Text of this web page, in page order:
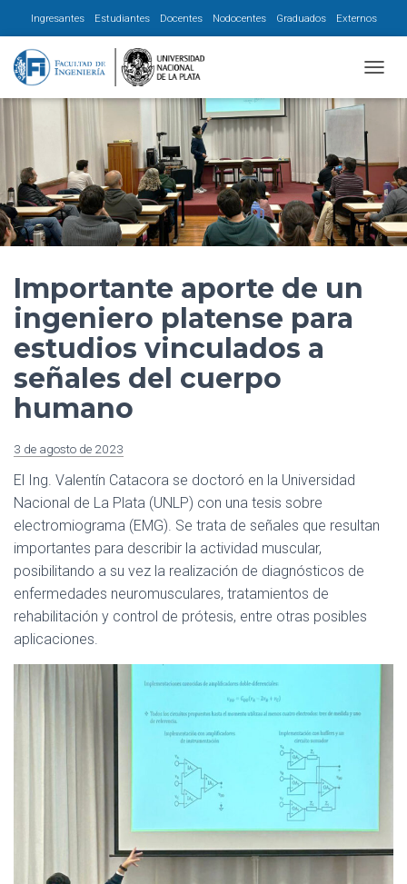
Ingresantes Estudiantes Docentes Nodocentes Graduados Externos
Importante aporte de un
ingeniero platense para
estudios vinculados a
señales del cuerpo
humano
3 de agosto de 2023
El Ing. Valentín Catacora se doctoró en la Universidad
Nacional de La Plata (UNLP) con una tesis sobre
electromiograma (EMG). Se trata de señales que resultan
importantes para describir la actividad muscular,
posibilitando a su vez la realización de diagnósticos de
enfermedades neuromusculares, tratamientos de
rehabilitación y control de prótesis, entre otras posibles
aplicaciones.